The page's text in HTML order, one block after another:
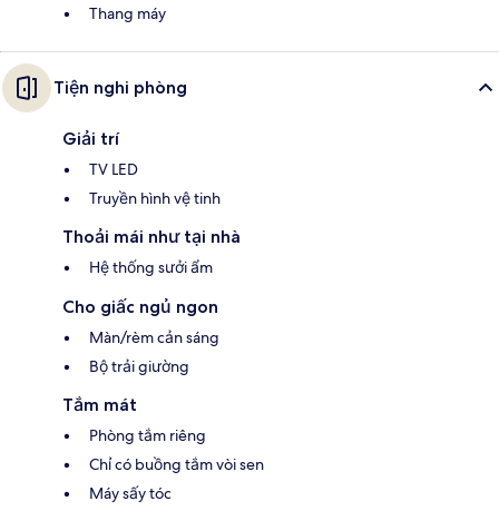
Thang máy
Tiện nghi phòng
Giải trí
TV LED
Truyền hình vệ tinh
Thoải mái như tại nhà
Hệ thống sưởi ẩm
Cho giấc ngủ ngon
Màn/rèm cản sáng
Bộ trải giường
Tắm mát
Phòng tắm riêng
Chỉ có buồng tắm vòi sen
Máy sấy tóc